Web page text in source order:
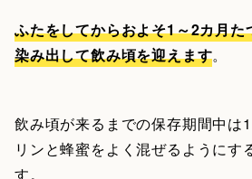
ふたをしてからおよそ1～2カ月た
染み出して飲み頃を迎えます。
飲み頃が来るまでの保存期間中は
リンと蜂蜜をよく混ぜるようにす
す。